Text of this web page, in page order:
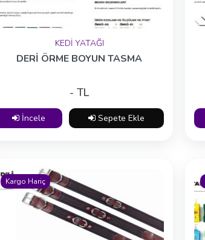
KEDİ YATAĞI
DERİ ÖRME BOYUN TASMA
- TL
İncele Sepete Ekle
Kargo Hariç